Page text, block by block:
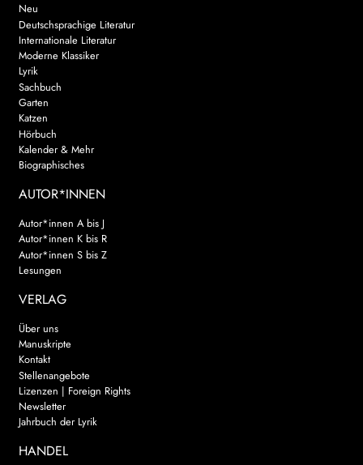
Neu
Deutschsprachige Literatur
Internationale Literatur
Moderne Klassiker
Lyrik
Sachbuch
Garten
Katzen
Hörbuch
Kalender & Mehr
Biographisches
AUTOR*INNEN
Autor*innen A bis J
Autor*innen K bis R
Autor*innen S bis Z
Lesungen
VERLAG
Über uns
Manuskripte
Kontakt
Stellenangebote
Lizenzen | Foreign Rights
Newsletter
Jahrbuch der Lyrik
HANDEL